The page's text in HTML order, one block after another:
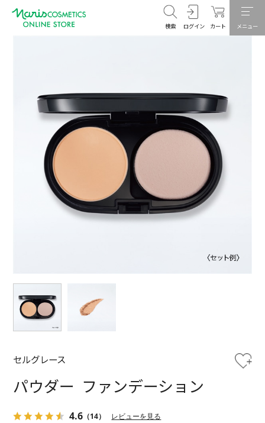
検索 ログイン カート メニュー
セルグレース
パウダー ファンデーション
4.6 （14） レビューを見る